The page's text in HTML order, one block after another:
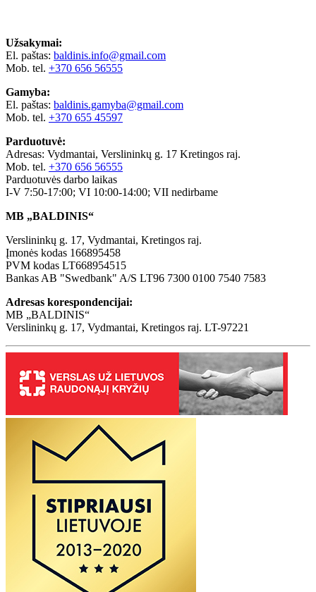
Užsakymai:
El. paštas: baldinis.info@gmail.com
Mob. tel. +370 656 56555
Gamyba:
El. paštas: baldinis.gamyba@gmail.com
Mob. tel. +370 655 45597
Parduotuvė:
Adresas: Vydmantai, Verslininkų g. 17 Kretingos raj.
Mob. tel. +370 656 56555
Parduotuvės darbo laikas
I-V 7:50-17:00; VI 10:00-14:00; VII nedirbame
MB „BALDINIS“
Verslininkų g. 17, Vydmantai, Kretingos raj.
Įmonės kodas 166895458
PVM kodas LT668954515
Bankas AB "Swedbank" A/S LT96 7300 0100 7540 7583
Adresas korespondencijai:
MB „BALDINIS“
Verslininkų g. 17, Vydmantai, Kretingos raj. LT-97221